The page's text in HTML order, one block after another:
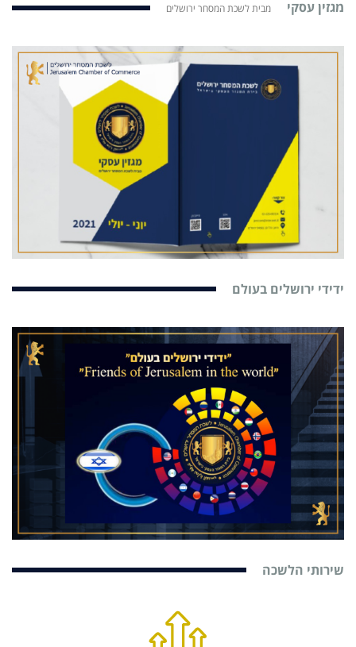
מגזין עסקי מבית לשכת המסחר ירושלים
ידידי ירושלים בעולם
שירותי הלשכה